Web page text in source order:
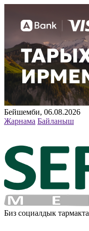
Бейшемби, 06.08.2026
Жарнама Байланыш
Биз социалдык тармакта